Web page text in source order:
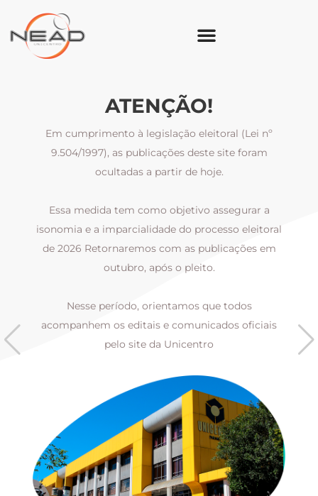
ATENÇÃO!
Em cumprimento à legislação eleitoral (Lei nº
9.504/1997), as publicações deste site foram
ocultadas a partir de hoje.
Essa medida tem como objetivo assegurar a
isonomia e a imparcialidade do processo eleitoral
de 2026 Retornaremos com as publicações em
outubro, após o pleito.
Nesse período, orientamos que todos
acompanhem os editais e comunicados oficiais
pelo site da Unicentro